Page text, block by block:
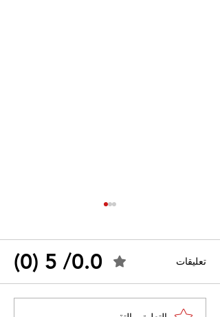
القضاء الإداري يقضي بحل
تعليقات 0.0/ 5 (0)